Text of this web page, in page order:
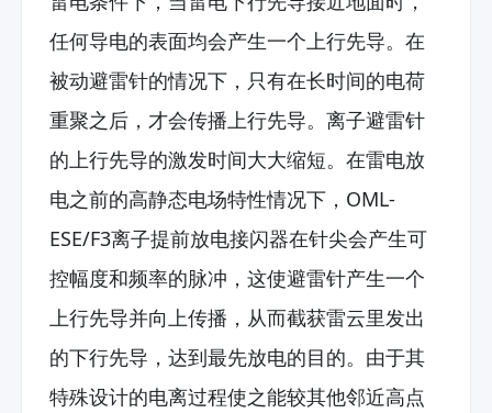
任何导电的表面均会产生一个上行先导。在
被动避雷针的情况下，只有在长时间的电荷
重聚之后，才会传播上行先导。离子避雷针
的上行先导的激发时间大大缩短。在雷电放
电之前的高静态电场特性情况下，OML-
ESE/F3离子提前放电接闪器在针尖会产生可
控幅度和频率的脉冲，这使避雷针产生一个
上行先导并向上传播，从而截获雷云里发出
的下行先导，达到最先放电的目的。由于其
特殊设计的电离过程使之能较其他邻近高点